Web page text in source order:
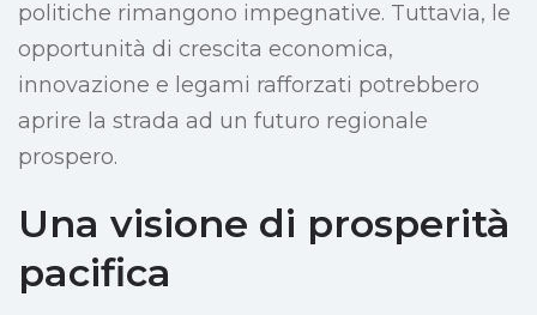
politiche rimangono impegnative. Tuttavia, le
opportunità di crescita economica,
innovazione e legami rafforzati potrebbero
aprire la strada ad un futuro regionale
prospero.
Una visione di prosperità
pacifica